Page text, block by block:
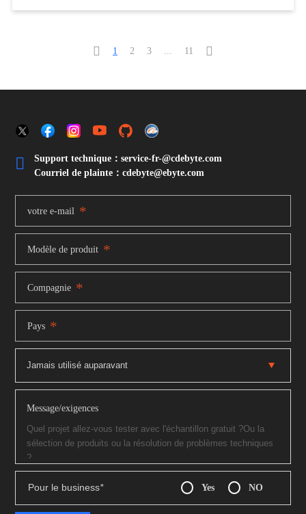
 1 2 3 ... 11 

Support technique：service-fr-@cdebyte.com
Courriel de plainte：cdebyte@ebyte.com
votre e-mail *
Modèle de produit *
Compagnie *
Pays *
Message/exigences
Pour le business* Yes NO